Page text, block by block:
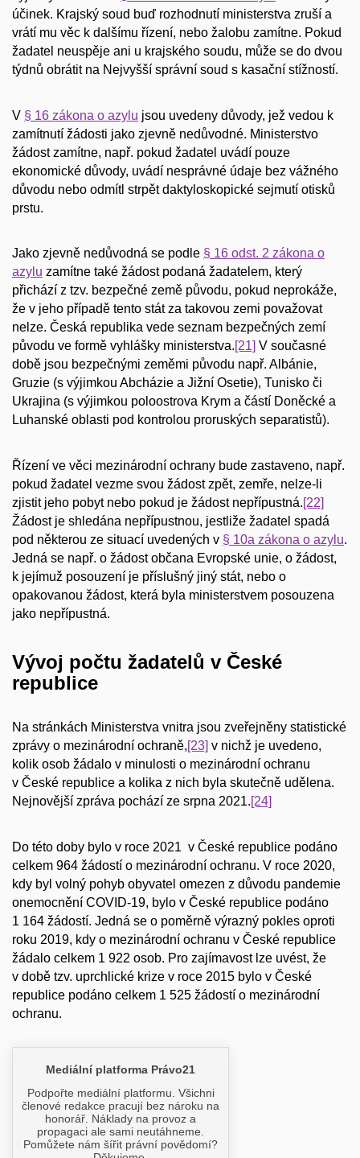
účinek. Krajský soud buď rozhodnutí ministerstva zruší a
vrátí mu věc k dalšímu řízení, nebo žalobu zamítne. Pokud
žadatel neuspěje ani u krajského soudu, může se do dvou
týdnů obrátit na Nejvyšší správní soud s kasační stížností.
V § 16 zákona o azylu jsou uvedeny důvody, jež vedou k
zamítnutí žádosti jako zjevně nedůvodné. Ministerstvo
žádost zamítne, např. pokud žadatel uvádí pouze
ekonomické důvody, uvádí nesprávné údaje bez vážného
důvodu nebo odmítl strpět daktyloskopické sejmutí otisků
prstu.
Jako zjevně nedůvodná se podle § 16 odst. 2 zákona o
azylu zamítne také žádost podaná žadatelem, který
přichází z tzv. bezpečné země původu, pokud neprokáže,
že v jeho případě tento stát za takovou zemi považovat
nelze. Česká republika vede seznam bezpečných zemí
původu ve formě vyhlášky ministerstva.[21] V současné
době jsou bezpečnými zeměmi původu např. Albánie,
Gruzie (s výjimkou Abcházie a Jižní Osetie), Tunisko či
Ukrajina (s výjimkou poloostrova Krym a částí Doněcké a
Luhanské oblasti pod kontrolou proruských separatistů).
Řízení ve věci mezinárodní ochrany bude zastaveno, např.
pokud žadatel vezme svou žádost zpět, zemře, nelze-li
zjistit jeho pobyt nebo pokud je žádost nepřípustná.[22]
Žádost je shledána nepřípustnou, jestliže žadatel spadá
pod některou ze situací uvedených v § 10a zákona o azylu.
Jedná se např. o žádost občana Evropské unie, o žádost,
k jejímuž posouzení je příslušný jiný stát, nebo o
opakovanou žádost, která byla ministerstvem posouzena
jako nepřípustná.
Vývoj počtu žadatelů v České
republice
Na stránkách Ministerstva vnitra jsou zveřejněny statistické
zprávy o mezinárodní ochraně,[23] v nichž je uvedeno,
kolik osob žádalo v minulosti o mezinárodní ochranu
v České republice a kolika z nich byla skutečně udělena.
Nejnovější zpráva pochází ze srpna 2021.[24]
Do této doby bylo v roce 2021 v České republice podáno
celkem 964 žádostí o mezinárodní ochranu. V roce 2020,
kdy byl volný pohyb obyvatel omezen z důvodu pandemie
onemocnění COVID-19, bylo v České republice podáno
1 164 žádostí. Jedná se o poměrně výrazný pokles oproti
roku 2019, kdy o mezinárodní ochranu v České republice
žádalo celkem 1 922 osob. Pro zajímavost lze uvést, že
v době tzv. uprchlické krize v roce 2015 bylo v České
republice podáno celkem 1 525 žádostí o mezinárodní
ochranu.